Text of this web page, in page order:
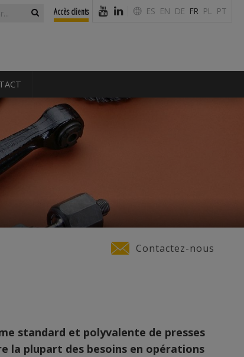
Accès clients ES EN DE FR PL PT
Contactez-nous
standard et polyvalente de presses
la plupart des besoins en opérations